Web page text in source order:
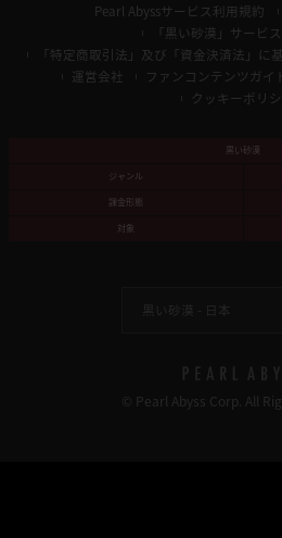
Pearl Abyssサービス利用規約
「黒い砂漠」サービ
「特定商取引法」及び「資金決済法」に
運営会社
ファンコンテンツガイ
クッキーポリ
黒い砂漠
ジャンル
課金形態
対象
黒い砂漠 - 日本
© Pearl Abyss Corp. All